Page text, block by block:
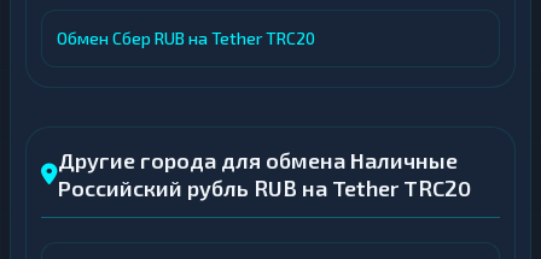
Обмен Сбер RUB на Tether TRC20
Другие города для обмена Наличные
Российский рубль RUB на Tether TRC20